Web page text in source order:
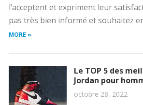
l’acceptent et expriment leur
pas très bien informé et souhaitez
MORE »
Le TOP 5 des
Jordan pour
octobre 28, 2022